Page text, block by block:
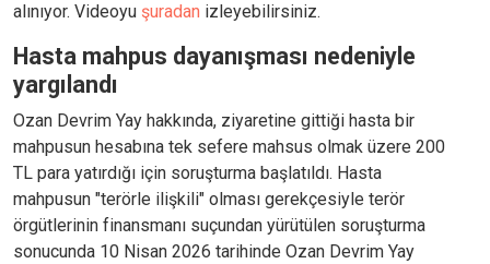
alınıyor. Videoyu şuradan izleyebilirsiniz.
Hasta mahpus dayanışması nedeniyle
yargılandı
Ozan Devrim Yay hakkında, ziyaretine gittiği hasta bir
mahpusun hesabına tek sefere mahsus olmak üzere 200
TL para yatırdığı için soruşturma başlatıldı. Hasta
mahpusun "terörle ilişkili" olması gerekçesiyle terör
örgütlerinin finansmanı suçundan yürütülen soruşturma
sonucunda 10 Nisan 2026 tarihinde Ozan Devrim Yay